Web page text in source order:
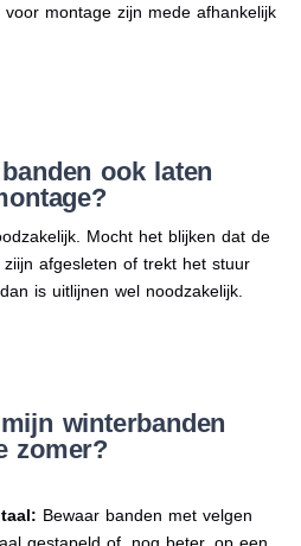
montage zijn mede afhankelijk
ook laten
Mocht het blijken dat de
afgesleten of trekt het stuur
is uitlijnen wel noodzakelijk.
winterbanden
zomer?
Bewaar banden met velgen
gestapeld of, nog beter, op een